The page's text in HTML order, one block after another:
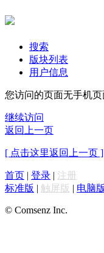
搜索
版块列表
用户信息
您访问的页面无手机
继续访问
返回上一页
[ 点击这里返回上一页 ]
首页 | 登录 | 注册
标准版 | 触屏版 | 电脑版
© Comsenz Inc.